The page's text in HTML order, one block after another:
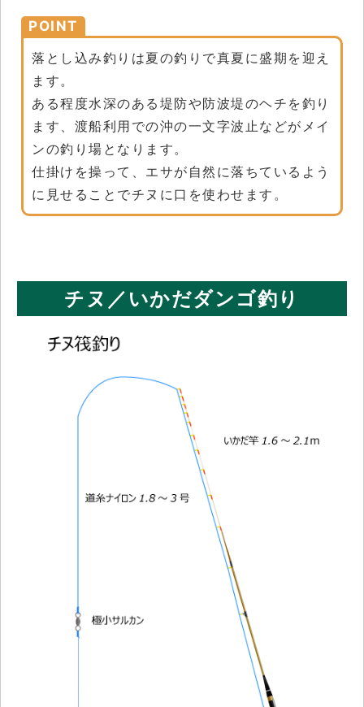
POINT
落とし込み釣りは夏の釣りで真夏に盛期を迎え
ます。
ある程度水深のある堤防や防波堤のヘチを釣り
ます、渡船利用での沖の一文字波止などがメイ
ンの釣り場となります。
仕掛けを操って、エサが自然に落ちているよう
に見せることでチヌに口を使わせます。
チヌ／いかだダンゴ釣り